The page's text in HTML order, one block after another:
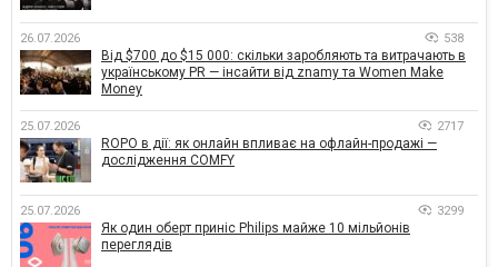
26.07.2026 538
Від $700 до $15 000: скільки заробляють та витрачають в
українському PR — інсайти від znamy та Women Make
Money
25.07.2026 2717
ROPO в дії: як онлайн впливає на офлайн-продажі —
дослідження COMFY
25.07.2026 3299
Як один оберт приніс Philips майже 10 мільйонів
переглядів